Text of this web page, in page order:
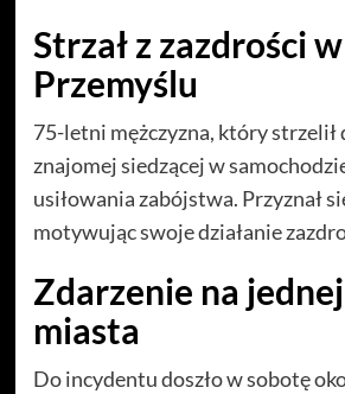
Strzał z zazdrości w
Przemyślu
75-letni mężczyzna, który strzelił
znajomej siedzącej w
usiłowania zabójstwa. Przyznał
motywując swoje działanie
Zdarzenie na
miasta
Do incydentu doszło w sobotę